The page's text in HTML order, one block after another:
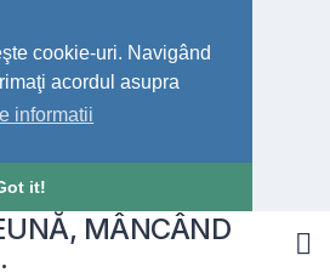
cookie-uri. Navigând
acordul asupra
informatii
it!
MÂNCÂND